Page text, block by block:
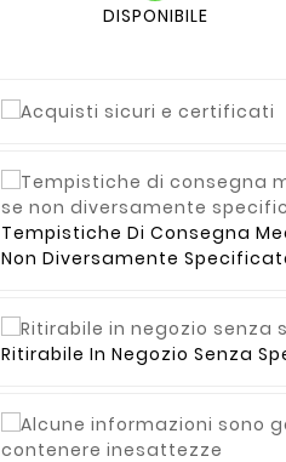
DISPONIBILE
Tempistiche Di Consegna
Non Diversamente
Ritirabile In Negozio Senza